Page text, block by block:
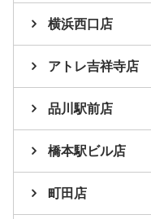
横浜西口店
アトレ吉祥寺店
品川駅前店
橋本駅ビル店
町田店